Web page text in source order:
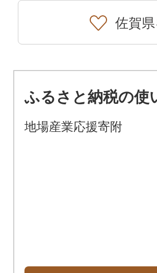
佐賀
ふるさと納税の使
地場産業応援寄附